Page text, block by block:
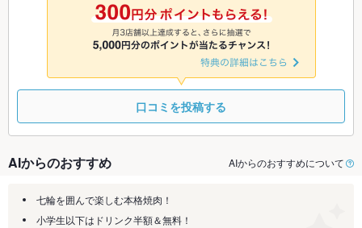
9/6
◎
9/7
◎
9/8
◎
口コミを投稿する
AIからのおすすめ AIからのおすすめについて
七輪を囲んで楽しむ本格焼肉！
小学生以下はドリンク半額＆無料！